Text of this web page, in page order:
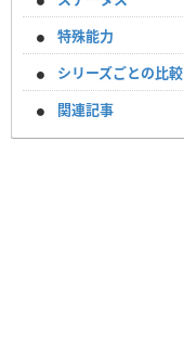
特殊能力
シリーズごとの比較
関連記事